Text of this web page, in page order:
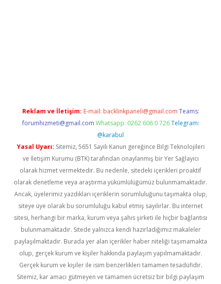
Reklam ve İletişim: E-mail: backlinkpaneli@gmail.com Teams:
forumhizmeti@gmail.com Whatsapp: 0262 606 0 726 Telegram:
@karabul
Yasal Uyarı: Sitemiz, 5651 Sayılı Kanun gereğince Bilgi Teknolojileri
ve İletişim Kurumu (BTK) tarafından onaylanmış bir Yer Sağlayıcı
olarak hizmet vermektedir. Bu nedenle, sitedeki içerikleri proaktif
olarak denetleme veya araştırma yükümlülüğümüz bulunmamaktadır.
Ancak, üyelerimiz yazdıkları içeriklerin sorumluluğunu taşımakta olup,
siteye üye olarak bu sorumluluğu kabul etmiş sayılırlar. Bu internet
sitesi, herhangi bir marka, kurum veya şahıs şirketi ile hiçbir bağlantısı
bulunmamaktadır. Sitede yalnızca kendi hazırladığımız makaleler
paylaşılmaktadır. Burada yer alan içerikler haber niteliği taşımamakta
olup, gerçek kurum ve kişiler hakkında paylaşım yapılmamaktadır.
Gerçek kurum ve kişiler ile isim benzerlikleri tamamen tesadüfidir.
Sitemiz, kar amacı gütmeyen ve tamamen ücretsiz bir bilgi paylaşım